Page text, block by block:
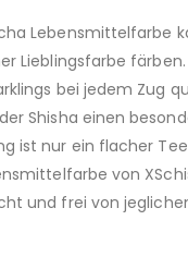
Lebensmittelfarbe
Lieblingsfarbe
bei jedem Zug
Shisha einen
ist nur ein flacher
von
und frei von